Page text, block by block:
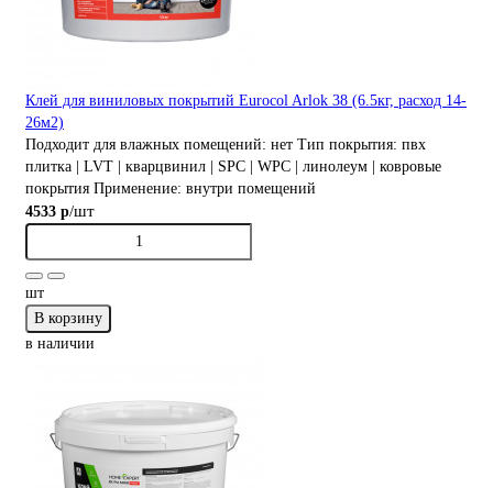
Клей для виниловых покрытий Eurocol Arlok 38 (6.5кг, расход 14-
26м2)
Подходит для влажных помещений: нет Тип покрытия: пвх
плитка | LVT | кварцвинил | SPC | WPC | линолеум | ковровые
покрытия Применение: внутри помещений
4533 р/шт
шт
В корзину
в наличии